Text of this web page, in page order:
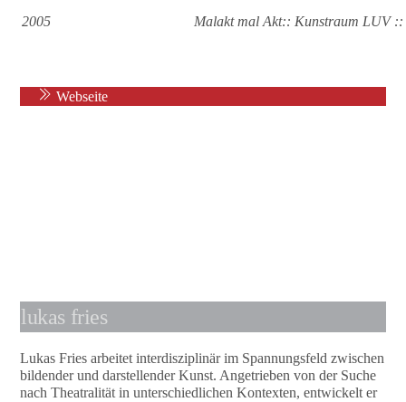
2005 Malakt mal Akt:: Kunstraum LUV
Webseite
lukas fries
Lukas Fries arbeitet interdisziplinär im Spannungsfeld zwischen
bildender und darstellender Kunst. Angetrieben von der Suche
nach Theatralität in unterschiedlichen Kontexten, entwickelt er